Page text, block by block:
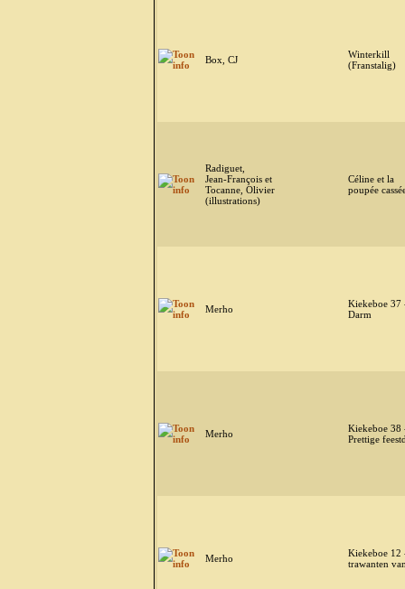
Box, CJ
Winterkill
(Franstalig)
Radiguet,
Jean-François et
Tocanne, Olivier
(illustrations)
Céline et la
poupée
Merho
Kiekeboe 37
Darm
Merho
Kiekeboe 38
Prettige
Merho
Kiekeboe 12
trawanten